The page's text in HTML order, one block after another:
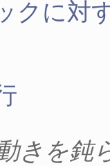
クに対
きを鈍